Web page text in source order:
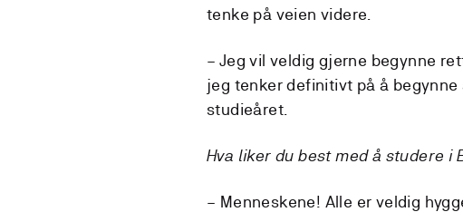
tenke på veien videre.
– Jeg vil veldig gjerne begynne
jeg tenker definitivt på å
studieåret.
Hva liker du best med å studere i
– Menneskene! Alle er veldig